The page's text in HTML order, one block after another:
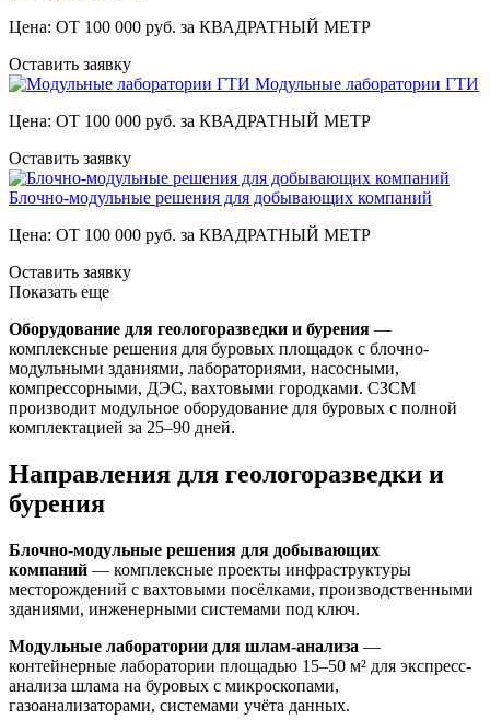
Цена: ОТ 100 000 руб. за КВАДРАТНЫЙ МЕТР
Оставить заявку
Модульные лаборатории ГТИ
Цена: ОТ 100 000 руб. за КВАДРАТНЫЙ МЕТР
Оставить заявку
Блочно-модульные решения для добывающих компаний
Цена: ОТ 100 000 руб. за КВАДРАТНЫЙ МЕТР
Оставить заявку
Показать еще
Оборудование для геологоразведки и бурения —
комплексные решения для буровых площадок с блочно-
модульными зданиями, лабораториями, насосными,
компрессорными, ДЭС, вахтовыми городками. СЗСМ
производит модульное оборудование для буровых с полной
комплектацией за 25–90 дней.
Направления для геологоразведки и
бурения
Блочно-модульные решения для добывающих
компаний — комплексные проекты инфраструктуры
месторождений с вахтовыми посёлками, производственными
зданиями, инженерными системами под ключ.
Модульные лаборатории для шлам-анализа —
контейнерные лаборатории площадью 15–50 м² для экспресс-
анализа шлама на буровых с микроскопами,
газоанализаторами, системами учёта данных.